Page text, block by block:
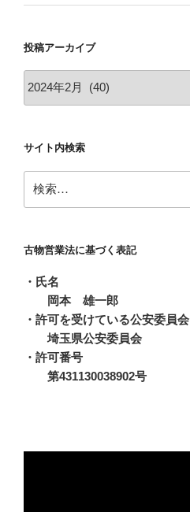
投稿アーカイブ
カ
イ
ブ
サイト内検索
索:
古物営業法に基づく表記
・氏名
岡本 雄一郎
・許可を受けている公安委員会
埼玉県公安委員会
・許可番号
第431130038902号